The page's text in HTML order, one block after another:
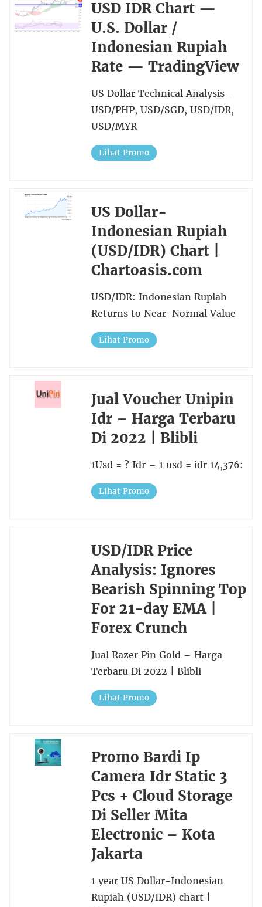
USD IDR Chart —
U.S. Dollar /
Indonesian Rupiah
Rate — TradingView
US Dollar Technical Analysis –
USD/PHP, USD/SGD, USD/IDR,
USD/MYR
Lihat Promo
US Dollar-
Indonesian Rupiah
(USD/IDR) Chart |
Chartoasis.com
USD/IDR: Indonesian Rupiah
Returns to Near-Normal Value
Lihat Promo
Jual Voucher Unipin
Idr – Harga Terbaru
Di 2022 | Blibli
1Usd = ? Idr – 1 usd = idr 14,376:
Lihat Promo
USD/IDR Price
Analysis: Ignores
Bearish Spinning Top
For 21-day EMA |
Forex Crunch
Jual Razer Pin Gold – Harga
Terbaru Di 2022 | Blibli
Lihat Promo
Promo Bardi Ip
Camera Idr Static 3
Pcs + Cloud Storage
Di Seller Mita
Electronic – Kota
Jakarta
1 year US Dollar-Indonesian
Rupiah (USD/IDR) chart |